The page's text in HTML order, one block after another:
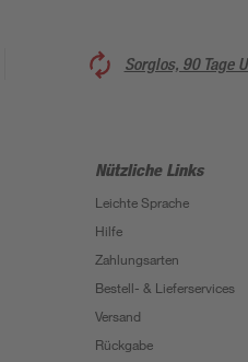
Sorglos, 90 Tage
Nützliche Links
Leichte Sprache
Hilfe
Zahlungsarten
Bestell- & Lieferservices
Versand
Rückgabe